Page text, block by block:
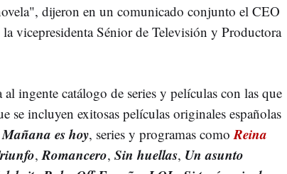
dijeron en un comunicado conjunto el CEO
vicepresidenta Sénior de Televisión y Productora
al ingente catálogo de series y películas con las que
se incluyen exitosas películas originales españolas
Mañana es hoy, series y programas como Reina
, Romancero, Sin huellas, Un asunto